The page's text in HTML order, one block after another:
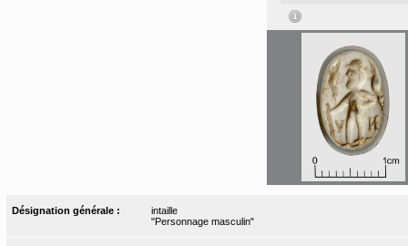
Désignation générale :
intaille
"Personnage masculin"